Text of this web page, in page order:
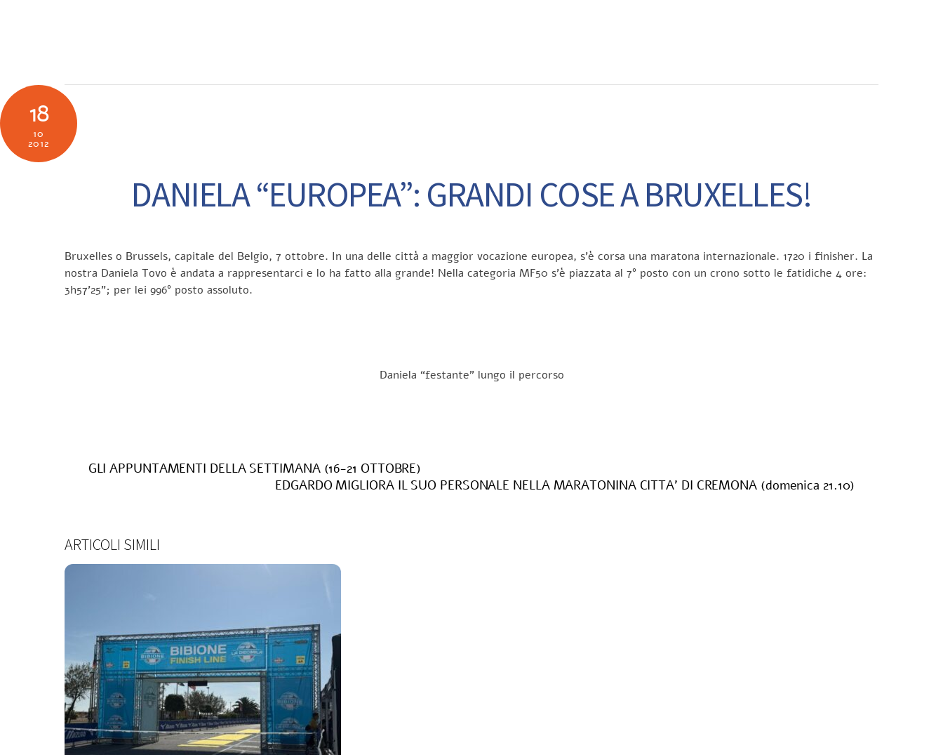
18
10
2012
DANIELA “EUROPEA”: GRANDI COSE A BRUXELLES!
Bruxelles o Brussels, capitale del Belgio, 7 ottobre. In una delle città a maggior vocazione europea, s’è corsa una maratona internazionale. 1720 i finisher. La
nostra Daniela Tovo è andata a rappresentarci e lo ha fatto alla grande! Nella categoria MF50 s’è piazzata al 7° posto con un crono sotto le fatidiche 4 ore:
3h57’25”; per lei 996° posto assoluto.
Daniela “festante” lungo il percorso
GLI APPUNTAMENTI DELLA SETTIMANA (16-21 OTTOBRE)
EDGARDO MIGLIORA IL SUO PERSONALE NELLA MARATONINA CITTA’ DI CREMONA (domenica 21.10)
ARTICOLI SIMILI